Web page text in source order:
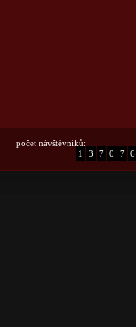
počet návštěvníků:
1
3 7 0 7 6